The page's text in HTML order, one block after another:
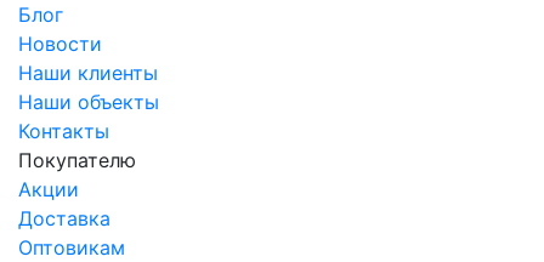
Блог
Новости
Наши клиенты
Наши объекты
Контакты
Покупателю
Акции
Доставка
Оптовикам